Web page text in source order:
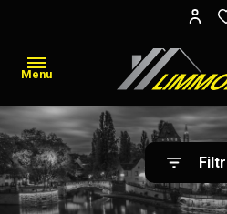
Menu
L'agence
Acheter
maisons
Acheter
Meublés
Résidentiel